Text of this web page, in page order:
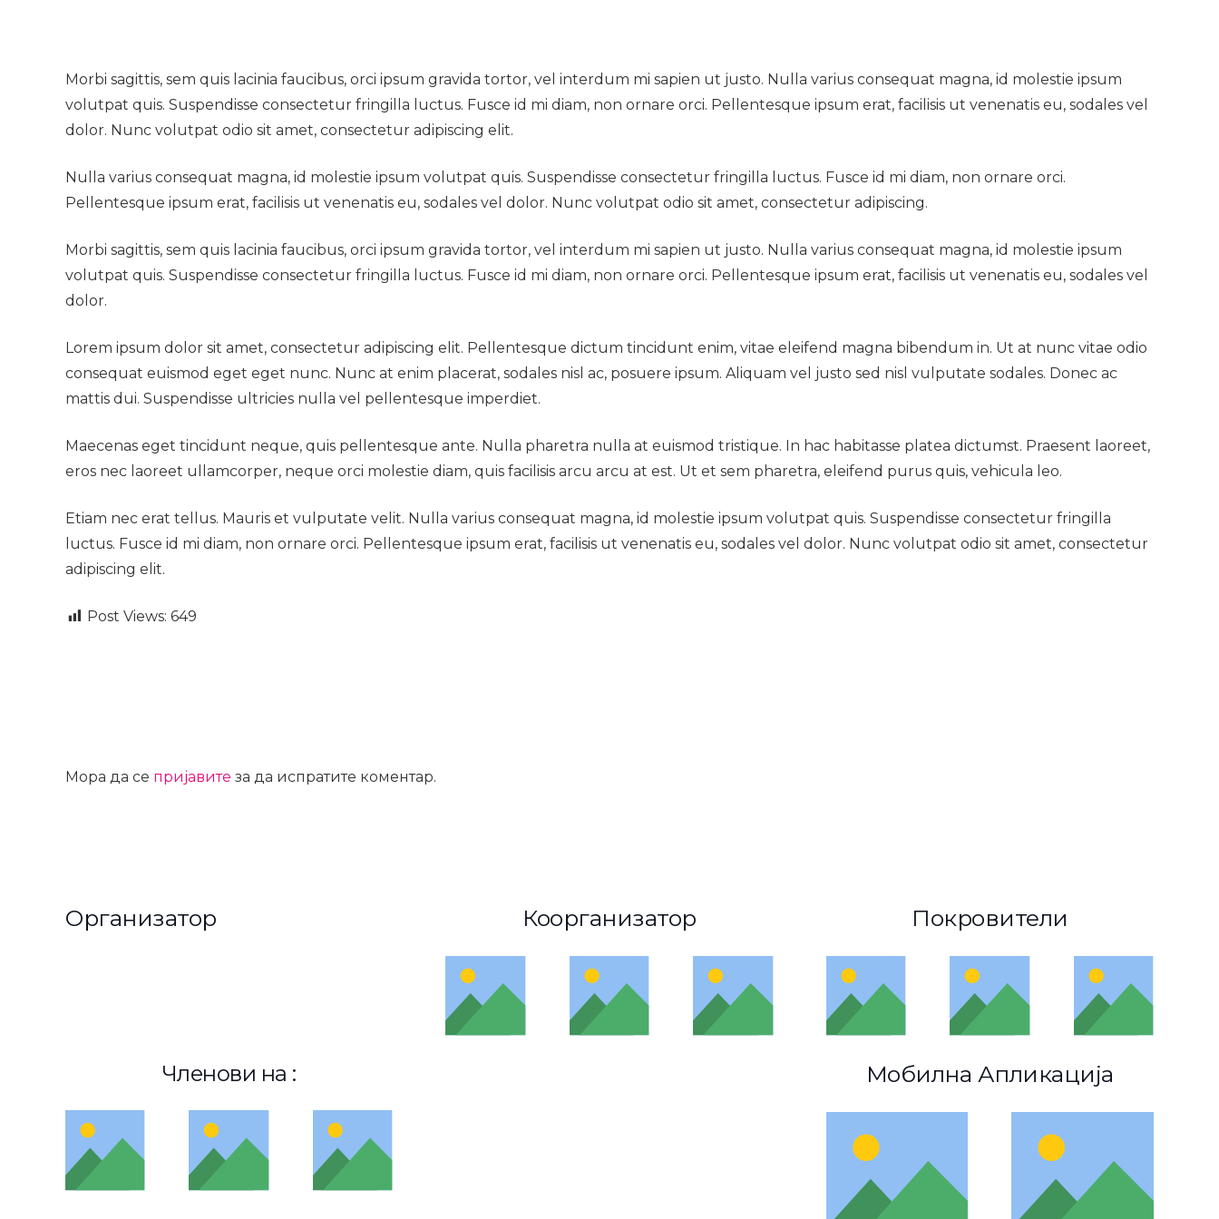
Morbi sagittis, sem quis lacinia faucibus, orci ipsum gravida tortor, vel interdum mi sapien ut justo. Nulla varius consequat magna, id molestie ipsum
volutpat quis. Suspendisse consectetur fringilla luctus. Fusce id mi diam, non ornare orci. Pellentesque ipsum erat, facilisis ut venenatis eu, sodales vel
dolor. Nunc volutpat odio sit amet, consectetur adipiscing elit.
Nulla varius consequat magna, id molestie ipsum volutpat quis. Suspendisse consectetur fringilla luctus. Fusce id mi diam, non ornare orci.
Pellentesque ipsum erat, facilisis ut venenatis eu, sodales vel dolor. Nunc volutpat odio sit amet, consectetur adipiscing.
Morbi sagittis, sem quis lacinia faucibus, orci ipsum gravida tortor, vel interdum mi sapien ut justo. Nulla varius consequat magna, id molestie ipsum
volutpat quis. Suspendisse consectetur fringilla luctus. Fusce id mi diam, non ornare orci. Pellentesque ipsum erat, facilisis ut venenatis eu, sodales vel
dolor.
Lorem ipsum dolor sit amet, consectetur adipiscing elit. Pellentesque dictum tincidunt enim, vitae eleifend magna bibendum in. Ut at nunc vitae odio
consequat euismod eget eget nunc. Nunc at enim placerat, sodales nisl ac, posuere ipsum. Aliquam vel justo sed nisl vulputate sodales. Donec ac
mattis dui. Suspendisse ultricies nulla vel pellentesque imperdiet.
Maecenas eget tincidunt neque, quis pellentesque ante. Nulla pharetra nulla at euismod tristique. In hac habitasse platea dictumst. Praesent laoreet,
eros nec laoreet ullamcorper, neque orci molestie diam, quis facilisis arcu arcu at est. Ut et sem pharetra, eleifend purus quis, vehicula leo.
Etiam nec erat tellus. Mauris et vulputate velit. Nulla varius consequat magna, id molestie ipsum volutpat quis. Suspendisse consectetur fringilla
luctus. Fusce id mi diam, non ornare orci. Pellentesque ipsum erat, facilisis ut venenatis eu, sodales vel dolor. Nunc volutpat odio sit amet, consectetur
adipiscing elit.
Post Views: 649
Мора да се пријавите за да испратите коментар.
Организатор Коорганизатор Покровители
Членови на : Мобилна Апликација